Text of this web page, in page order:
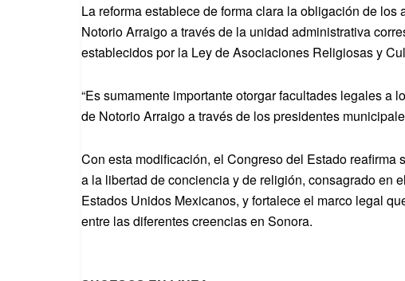
La reforma establece de forma clara la obligación de
Notorio Arraigo a través de la unidad administrativa
establecidos por la Ley de Asociaciones Religiosas y
“Es sumamente importante otorgar facultades legales a
de Notorio Arraigo a través de los presidentes
Con esta modificación, el Congreso del Estado
a la libertad de conciencia y de religión, consagrado en
Estados Unidos Mexicanos, y fortalece el marco legal
entre las diferentes creencias en Sonora.